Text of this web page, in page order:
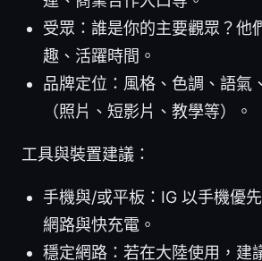
受眾：誰是你的主要觀眾？他
趣、活躍時間。
品牌定位：風格、色調、語氣
（照片、短影片、教學等）。
工具與裝置建議：
手機與/或平板：IG 以手機優
網路與快充電。
穩定網路：若在大陸使用，建